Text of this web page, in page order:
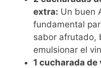
extra: Un buen
fundamental
sabor afrutado,
emulsionar el
1 cucharada